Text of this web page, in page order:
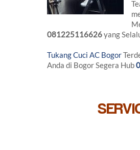
081225116626yang
Tukang Cuci AC Bogor
Anda di Bogor Segera Hub